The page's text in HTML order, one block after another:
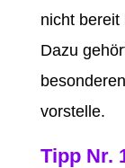
nicht bereit
Dazu
vorstelle.
Tipp Nr.